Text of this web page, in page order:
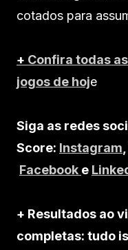
cotados para
+ Confira todas
jogos de hoje
Siga as redes
Score: Instagram
Facebook e
+ Resultados ao
completas: tudo